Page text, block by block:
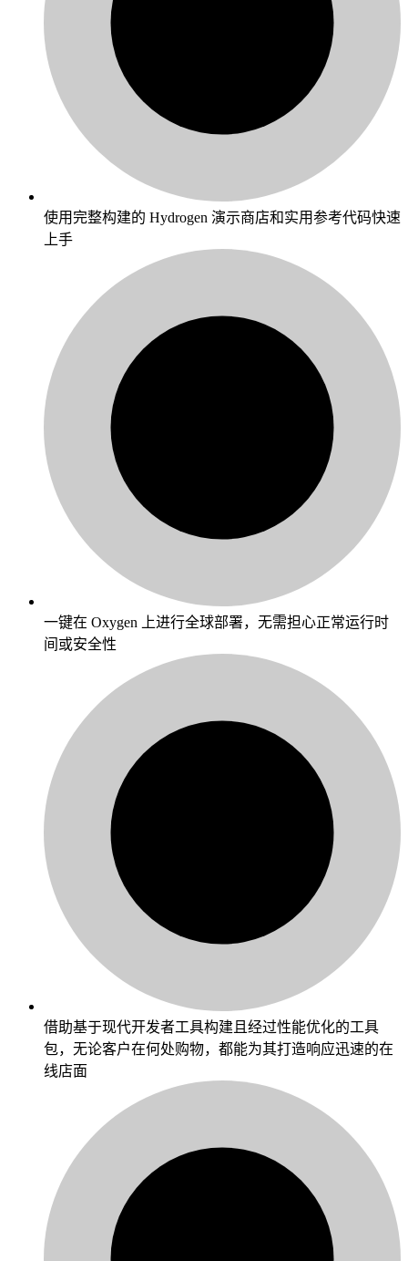
使用完整构建的 Hydrogen 演示商店和实用参考代码快速
上手
一键在 Oxygen 上进行全球部署，无需担心正常运行时
间或安全性
借助基于现代开发者工具构建且经过性能优化的工具
包，无论客户在何处购物，都能为其打造响应迅速的在
线店面